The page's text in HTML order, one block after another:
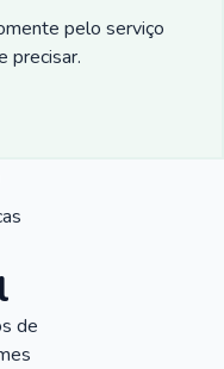
pelo serviço
precisar.
de